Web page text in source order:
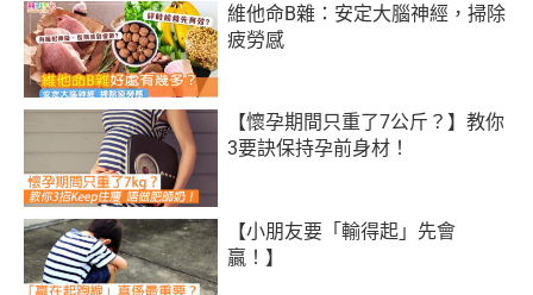
維他命B雜：安定大腦神經，掃除
疲勞感
【懷孕期間只重了7公斤？】教你
3要訣保持孕前身材！
【小朋友要「輸得起」先會
贏！】